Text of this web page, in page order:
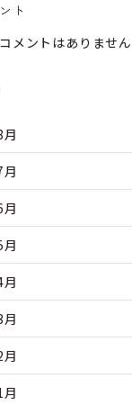
ト
メントはありません